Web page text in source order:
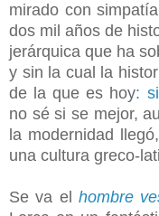
mirado con
dos mil años de
jerárquica que ha
y sin la cual la
de la que es hoy:
no sé si se mejor,
la modernidad
una cultura greco-
Se va el hombre